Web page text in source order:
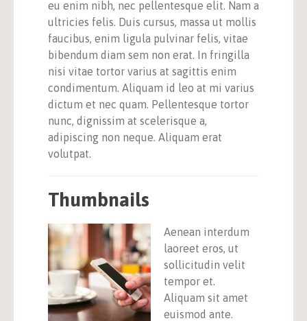
eu enim nibh, nec pellentesque elit. Nam a
ultricies felis. Duis cursus, massa ut mollis
faucibus, enim ligula pulvinar felis, vitae
bibendum diam sem non erat. In fringilla
nisi vitae tortor varius at sagittis enim
condimentum. Aliquam id leo at mi varius
dictum et nec quam. Pellentesque tortor
nunc, dignissim at scelerisque a,
adipiscing non neque. Aliquam erat
volutpat.
Thumbnails
Aenean interdum
laoreet eros, ut
sollicitudin velit
tempor et.
Aliquam sit amet
euismod ante.